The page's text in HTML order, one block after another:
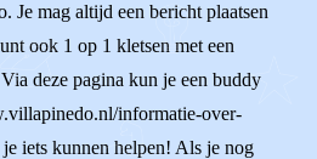
Je mag altijd een bericht plaatsen
ook 1 op 1 kletsen met een
deze pagina kun je een buddy
informatie-over-
iets kunnen helpen! Als je nog